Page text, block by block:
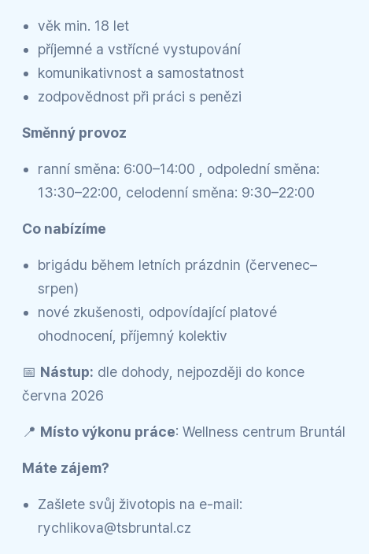
věk min. 18 let
příjemné a vstřícné vystupování
komunikativnost a samostatnost
zodpovědnost při práci s penězi
Směnný provoz
ranní směna: 6:00–14:00 , odpolední směna:
13:30–22:00, celodenní směna: 9:30–22:00
Co nabízíme
brigádu během letních prázdnin (červenec–
srpen)
nové zkušenosti, odpovídající platové
ohodnocení, příjemný kolektiv
📅 Nástup: dle dohody, nejpozději do konce
června 2026
📍 Místo výkonu práce: Wellness centrum Bruntál
Máte zájem?
Zašlete svůj životopis na e-mail:
rychlikova@tsbruntal.cz